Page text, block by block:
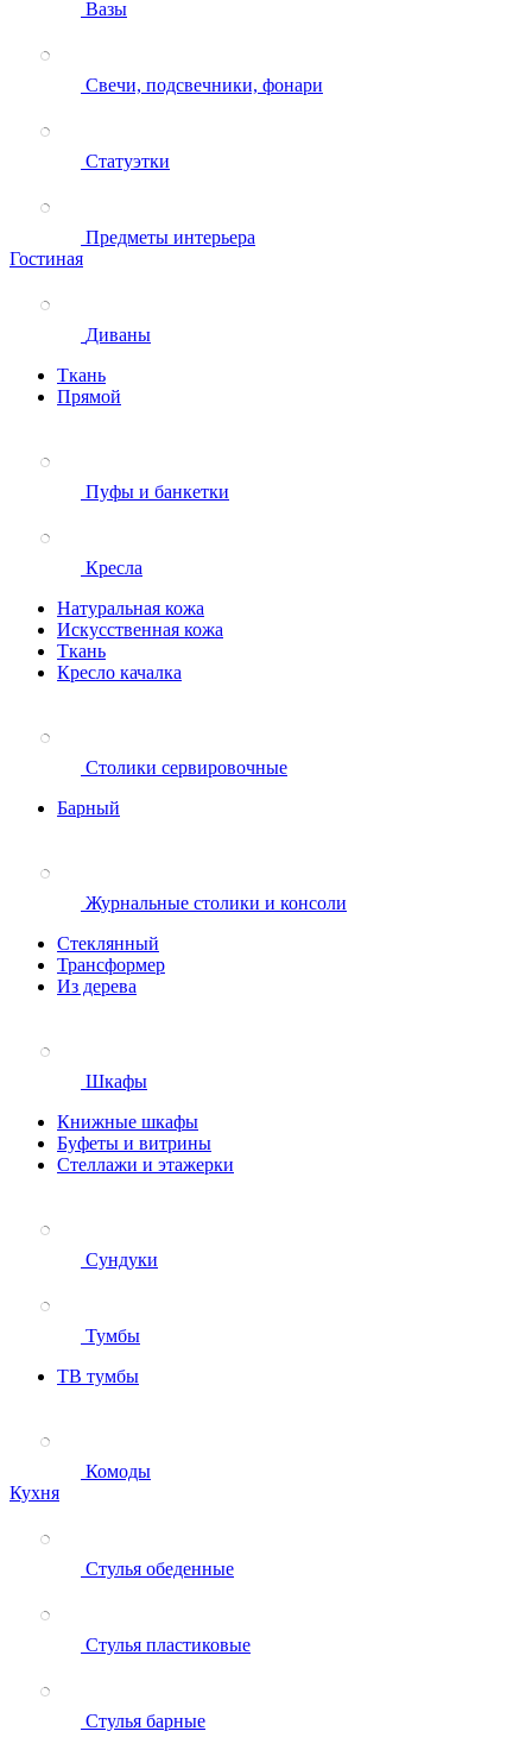
Вазы
Свечи, подсвечники, фонари
Статуэтки
Предметы интерьера
Гостиная
Диваны
Ткань
Прямой
Пуфы и банкетки
Кресла
Натуральная кожа
Искусственная кожа
Ткань
Кресло качалка
Столики сервировочные
Барный
Журнальные столики и консоли
Стеклянный
Трансформер
Из дерева
Шкафы
Книжные шкафы
Буфеты и витрины
Стеллажи и этажерки
Сундуки
Тумбы
ТВ тумбы
Комоды
Кухня
Стулья обеденные
Стулья пластиковые
Стулья барные